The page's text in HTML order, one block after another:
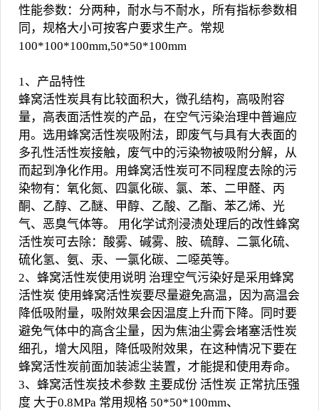
性能参数：分两种，耐水与不耐水，所有指标参数相
同，规格大小可按客户要求生产。常规
100*100*100mm,50*50*100mm
1、产品特性
蜂窝活性炭具有比较面积大，微孔结构，高吸附容
量，高表面活性炭的产品，在空气污染治理中普遍应
用。选用蜂窝活性炭吸附法，即废气与具有大表面的
多孔性活性炭接触，废气中的污染物被吸附分解，从
而起到净化作用。用蜂窝活性炭可不同程度去除的污
染物有：氧化氮、四氯化碳、氯、苯、二甲醛、丙
酮、乙醇、乙醚、甲醇、乙酸、乙酯、苯乙烯、光
气、恶臭气体等。 用化学试剂浸渍处理后的改性蜂窝
活性炭可去除：酸雾、碱雾、胺、硫醇、二氯化硫、
硫化氢、氨、汞、一氯化碳、二噁英等。
2、蜂窝活性炭使用说明 治理空气污染好是采用蜂窝
活性炭 使用蜂窝活性炭要尽量避免高温，因为高温会
降低吸附量，吸附效果会因温度上升而下降。同时要
避免气体中的高含尘量，因为焦油尘雾会堵塞活性炭
细孔，增大风阻，降低吸附效果，在这种情况下要在
蜂窝活性炭前面加装滤尘装置，才能提和使用寿命。
3、蜂窝活性炭技术参数 主要成份 活性炭 正常抗压强
度 大于0.8MPa 常用规格 50*50*100mm、